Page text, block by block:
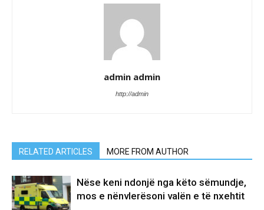
admin admin
http://admin
RELATED ARTICLES MORE FROM AUTHOR
Nëse keni ndonjë nga këto sëmundje,
mos e nënvlerësoni valën e të nxehtit